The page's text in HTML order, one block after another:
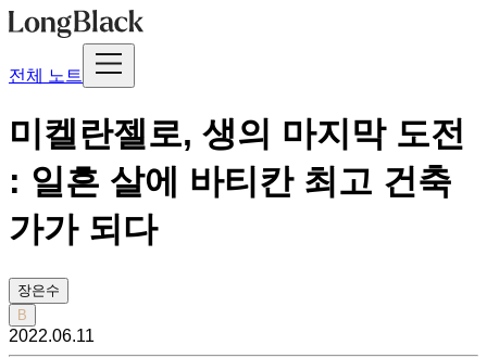
전체 노트
미켈란젤로, 생의 마지막 도전
: 일흔 살에 바티칸 최고 건축
가가 되다
장은수
B
2022.06.11